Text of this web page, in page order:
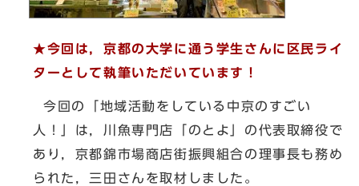
★今回は，京都の大学に通う学生さんに区民ライ
ターとして執筆いただいています！
今回の「地域活動をしている中京のすごい
人！」は，川魚専門店「のとよ」の代表取締役で
あり，京都錦市場商店街振興組合の理事長も務め
られた，三田さんを取材しました。